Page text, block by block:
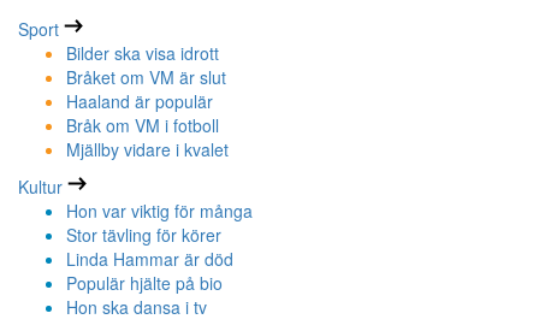
Sport
Bilder ska visa idrott
Bråket om VM är slut
Haaland är populär
Bråk om VM i fotboll
Mjällby vidare i kvalet
Kultur
Hon var viktig för många
Stor tävling för körer
Linda Hammar är död
Populär hjälte på bio
Hon ska dansa i tv